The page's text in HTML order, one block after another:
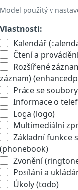
Model použitý v
Vlastnosti:
Kalendář
Čtení a
Rozšířené
záznam)
Práce se
Informace o
Loga (logo)
Multimediální
Základní funkce
(phonebook)
Zvonění
Posílání a
Úkoly (todo)